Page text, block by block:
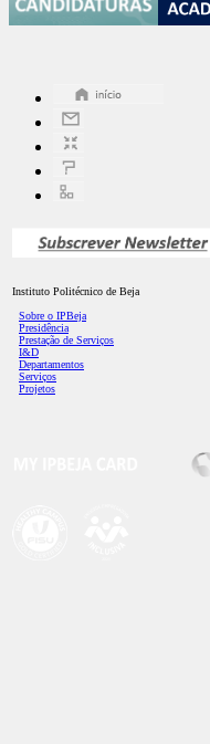
Instituto Politécnico de Beja
Sobre o IPBeja
Presidência
Prestação de Serviços
I&D
Departamentos
Serviços
Projetos